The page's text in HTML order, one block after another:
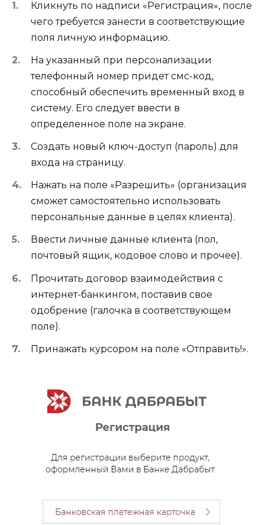
Кликнуть по надписи «Регистрация», после
чего требуется занести в соответствующие
поля личную информацию.
На указанный при персонализации
телефонный номер придет смс-код,
способный обеспечить временный вход в
систему. Его следует ввести в
определенное поле на экране.
Создать новый ключ-доступ (пароль) для
входа на страницу.
Нажать на поле «Разрешить» (организация
сможет самостоятельно использовать
персональные данные в целях клиента).
Ввести личные данные клиента (пол,
почтовый ящик, кодовое слово и прочее).
Прочитать договор взаимодействия с
интернет-банкингом, поставив свое
одобрение (галочка в соответствующем
поле).
Принажать курсором на поле «Отправить!».